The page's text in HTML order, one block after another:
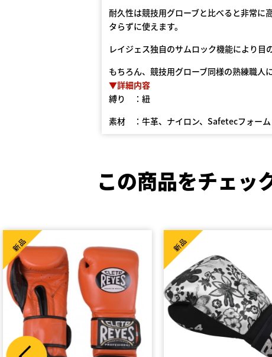
耐久性は競技用グローブと比べると非常に
タらずに使えます。
レイジェス独自のサムロック機能により目
もちろん、競技用グローブ同様の熟練職人
▼詳細内容
縛り ：紐
素材 ：牛革、ナイロン、Safetecフォーム
この商品をチェッ
新品 新品